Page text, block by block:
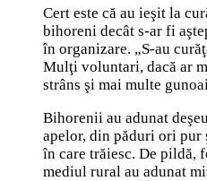
Cert este că au ieşit la
bihoreni decât s-ar fi
în organizare. „S-au
Mulţi voluntari, dacă ar
strâns şi mai multe
Bihorenii au adunat
apelor, din păduri ori
în care trăiesc. De pildă,
mediul rural au adunat